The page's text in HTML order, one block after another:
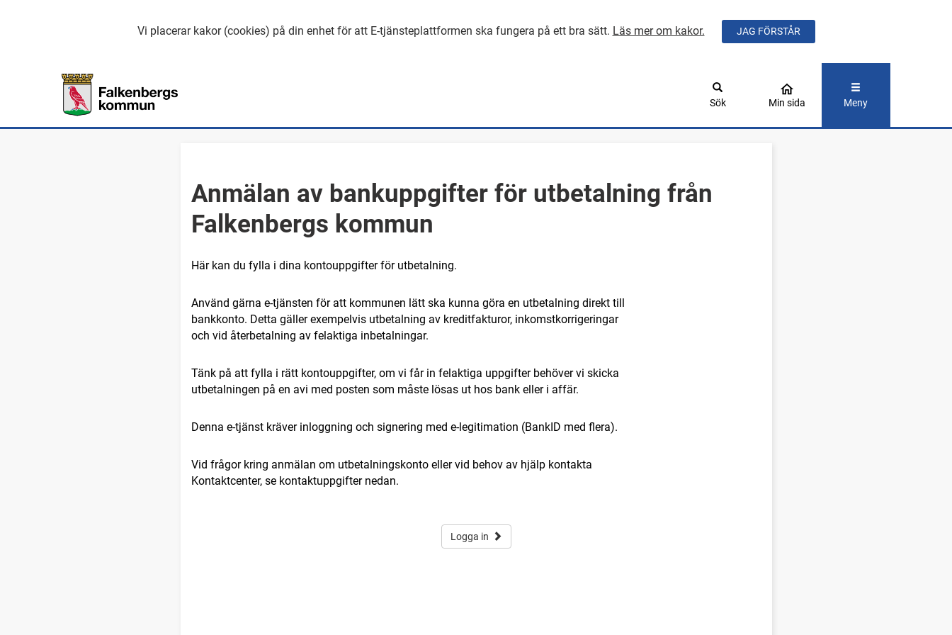
Vi placerar kakor (cookies) på din enhet för att E-tjänsteplattformen ska fungera på ett bra sätt. Läs mer om kakor. JAG FÖRSTÅR
Sök Min sida Meny
Anmälan av bankuppgifter för utbetalning från
Falkenbergs kommun
Här kan du fylla i dina kontouppgifter för utbetalning.
Använd gärna e-tjänsten för att kommunen lätt ska kunna göra en utbetalning direkt till
bankkonto. Detta gäller exempelvis utbetalning av kreditfakturor, inkomstkorrigeringar
och vid återbetalning av felaktiga inbetalningar.
Tänk på att fylla i rätt kontouppgifter, om vi får in felaktiga uppgifter behöver vi skicka
utbetalningen på en avi med posten som måste lösas ut hos bank eller i affär.
Denna e-tjänst kräver inloggning och signering med e-legitimation (BankID med flera).
Vid frågor kring anmälan om utbetalningskonto eller vid behov av hjälp kontakta
Kontaktcenter, se kontaktuppgifter nedan.
Logga in